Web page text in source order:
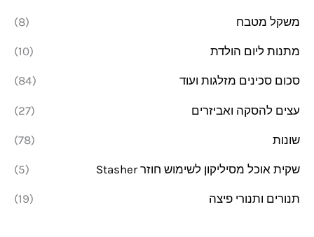
משקל מטבח (8)
מתנות ליום הולדת (10)
סכום סכינים מזלגות ועוד (84)
עצים להסקה ואביזרים (27)
שונות (78)
שקית אוכל מסיליקון לשימוש חוזר Stasher (5)
תנורים ותנורי פיצה (19)